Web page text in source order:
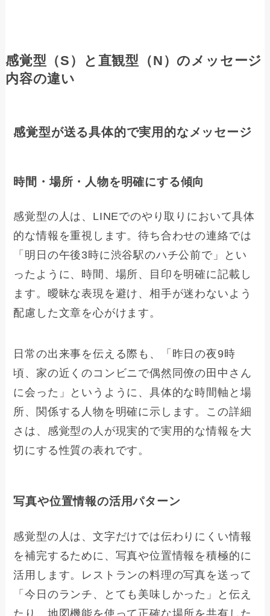
感覚型（S）と直観型（N）のメッセージ
内容の違い
感覚型が送る具体的で実用的なメッセージ
時間・場所・人物を明確にする傾向
感覚型の人は、LINEでのやり取りにおいて具体
的な情報を重視します。待ち合わせの連絡では
「明日の午後3時に渋谷駅のハチ公前で」とい
ったように、時間、場所、目印を明確に記載し
ます。曖昧な表現を避け、相手が迷わないよう
配慮した文章を心がけます。
日常の出来事を伝える際も、「昨日の夜9時
頃、家の近くのコンビニで偶然同僚の田中さん
に会った」というように、具体的な時間軸と場
所、関係する人物を明確に示します。この詳細
さは、感覚型の人が現実的で実用的な情報を大
切にする性質の表れです。
写真や位置情報の活用パターン
感覚型の人は、文字だけでは伝わりにくい情報
を補完するために、写真や位置情報を積極的に
活用します。レストランの料理の写真を送って
「今日のランチ、とても美味しかった」と伝え
たり、地図機能を使って正確な場所を共有した